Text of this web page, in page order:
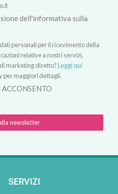
dell'informativa sulla
personali per il ricevimento della
relative a nostri servizi,
marketing diretto?Leggi qui
per maggiori dettagli.
ACCONSENTO
newsletter
SERVIZI